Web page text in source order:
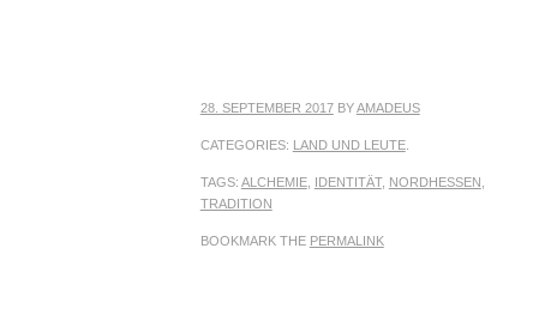
28. SEPTEMBER 2017BYAMADEUS
CATEGORIES: LAND UND LEUTE.
TAGS: ALCHEMIE, IDENTITÄT, NORDHESSEN
TRADITION
BOOKMARK THE PERMALINK